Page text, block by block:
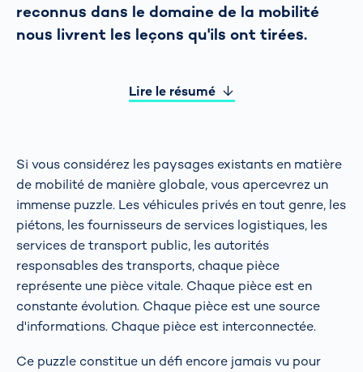
reconnus dans le domaine de la mobilité
nous livrent les leçons qu'ils ont tirées.
Lire le résumé
Si vous considérez les paysages existants en matière
de mobilité de manière globale, vous apercevrez un
immense puzzle. Les véhicules privés en tout genre, les
piétons, les fournisseurs de services logistiques, les
services de transport public, les autorités
responsables des transports, chaque pièce
représente une pièce vitale. Chaque pièce est en
constante évolution. Chaque pièce est une source
d'informations. Chaque pièce est interconnectée.
Ce puzzle constitue un défi encore jamais vu pour